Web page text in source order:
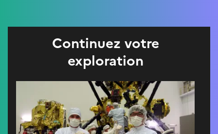
Continuez votre
exploration